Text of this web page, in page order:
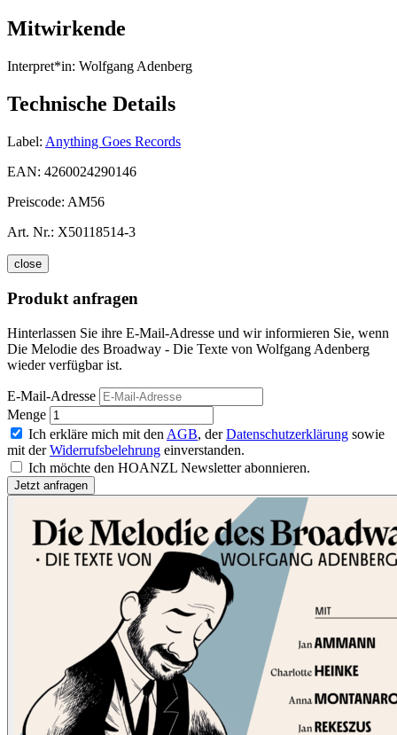
Mitwirkende
Interpret*in: Wolfgang Adenberg
Technische Details
Label: Anything Goes Records
EAN: 4260024290146
Preiscode: AM56
Art. Nr.: X50118514-3
close
Produkt anfragen
Hinterlassen Sie ihre E-Mail-Adresse und wir informieren Sie, wenn
Die Melodie des Broadway - Die Texte von Wolfgang Adenberg
wieder verfügbar ist.
E-Mail-Adresse
Menge
Ich erkläre mich mit den AGB, derDatenschutzerklärung sowie
mit derWiderrufsbelehrung einverstanden.
Ich möchte den HOANZL Newsletter abonnieren.